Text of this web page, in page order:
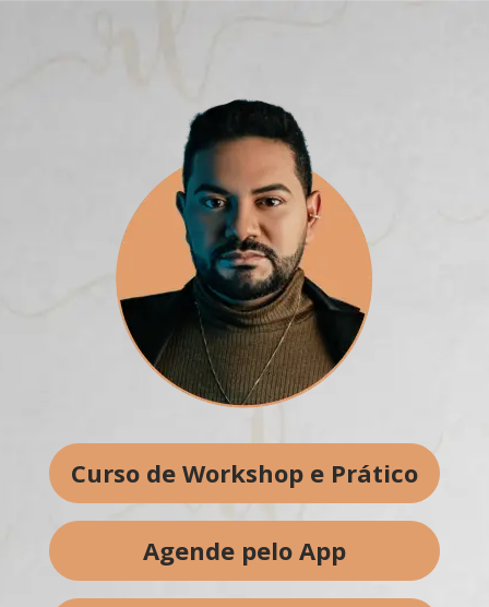
Curso de Workshop e Prático
Agende pelo App